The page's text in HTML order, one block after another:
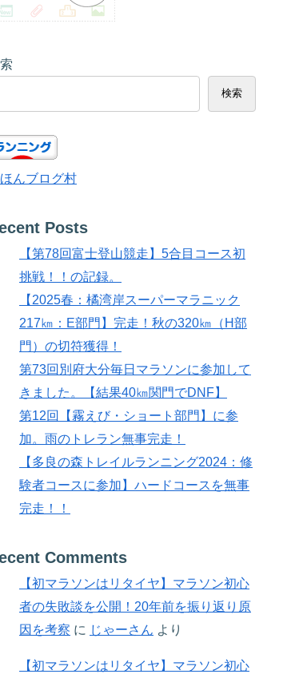
検索
んブログ村
Posts
【第78回富士登山競走】5合目コース初
挑戦！！の記録。
【2025春：橘湾岸スーパーマラニック
217㎞：E部門】完走！秋の320㎞（H部
門）の切符獲得！
第73回別府大分毎日マラソンに参加して
きました。【結果40㎞関門でDNF】
第12回【霧えび・ショート部門】に参
加。雨のトレラン無事完走！
【多良の森トレイルランニング2024：修
験者コースに参加】ハードコースを無事
完走！！
Comments
【初マラソンはリタイヤ】マラソン初心
者の失敗談を公開！20年前を振り返り原
因を考察 に じゃーさん より
【初マラソンはリタイヤ】マラソン初心